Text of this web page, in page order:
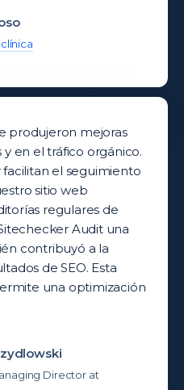
produjeron mejoras
en el tráfico orgánico.
facilitan el seguimiento
sitio web
regulares de
Audit una
contribuyó a la
de SEO. Esta
una optimización
Director at